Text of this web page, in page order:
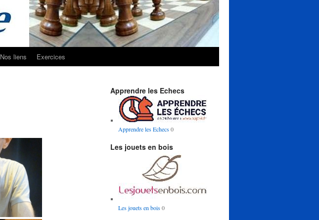
Nos liens Exercices
Apprendre les Echecs
Apprendre les Echecs0
Les jouets en bois
Les jouets en bois0